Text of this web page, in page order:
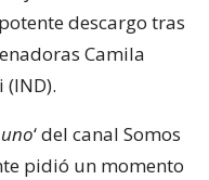
descargo tras
Camila
(IND).
‘ del canal Somos
pidió un momento